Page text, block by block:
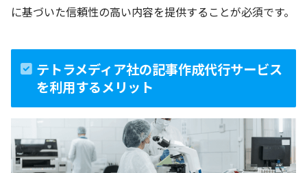
に基づいた信頼性の高い内容を提供することが必須です。
テトラメディア社の記事作成代行サービス
を利用するメリット